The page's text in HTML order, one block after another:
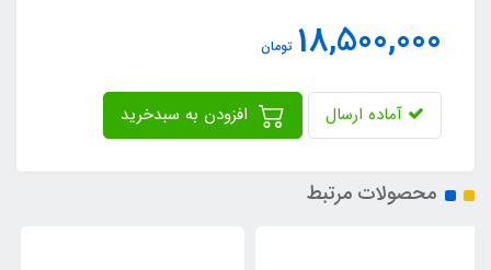
18,500,000 تومان
آماده ارسال
محصولات مرتبط